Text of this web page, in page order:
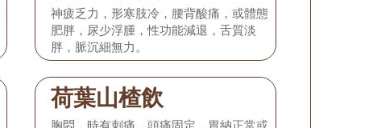
神疲乏力，形寒肢冷，腰背酸痛，或體態
肥胖，尿少浮腫，性功能減退，舌質淡
胖，脈沉細無力。
荷葉山楂飲